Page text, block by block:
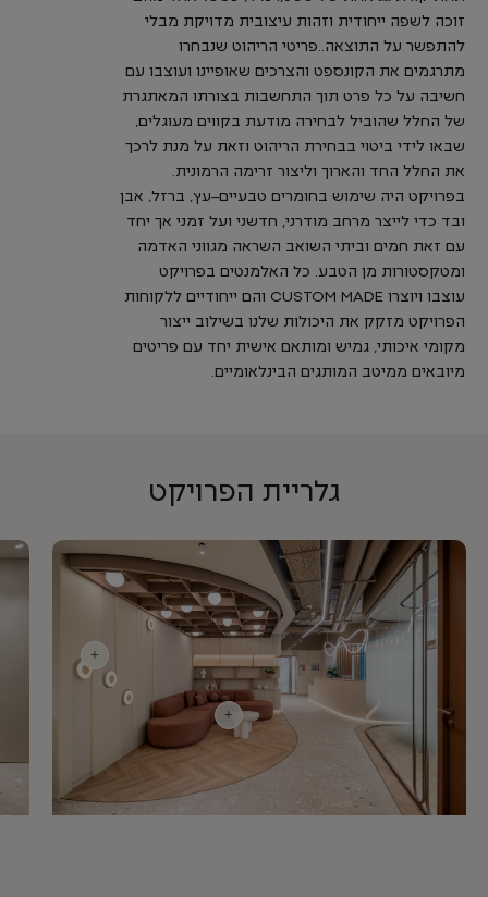
זוכה לשפה ייחודית וזהות עיצובית מדויקת מבלי
להתפשר על התוצאה..פריטי הריהוט שנבחרו
מתרגמים את הקונספט והצרכים שאופיינו ועוצבו עם
חשיבה על כל פרט תוך התחשבות בצורתו המאתגרת
של החלל שהוביל לבחירה מודעת בקווים מעוגלים,
שבאו לידי ביטוי בבחירת הריהוט וזאת על מנת לרכך
את החלל החד והארוך וליצור זרימה הרמונית.
בפרויקט היה שימוש בחומרים טבעיים–עץ, ברזל, אבן
ובד כדי לייצר מרחב מודרני, חדשני ועל זמני אך יחד
עם זאת חמים וביתי השואב השראה מגווני האדמה
ומטקסטורות מן הטבע. כל האלמנטים בפרויקט
עוצבו ויוצרו CUSTOM MADE והם ייחודיים ללקוחות
הפרויקט מזקק את היכולות שלנו בשילוב ייצור
מקומי איכותי, גמיש ומותאם אישית יחד עם פריטים
מיובאים ממיטב המותגים הבינלאומיים.
גלריית הפרויקט
+
+